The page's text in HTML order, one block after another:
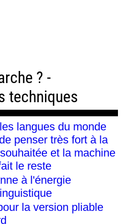
? -
techniques
langues du monde
penser très fort à la
et la machine
le reste
à l'énergie
la version pliable